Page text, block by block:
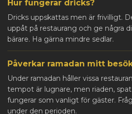
Hur fungerar dricks?
Dricks uppskattas men är frivilligt.
uppåt på restaurang och ge några
bärare. Ha gärna mindre sedlar.
Påverkar ramadan mitt
Under ramadan håller vissa
tempot är lugnare, men riaden,
fungerar som vanligt för gäster.
under den perioden.